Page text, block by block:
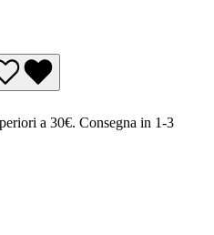
a 30€. Consegna in 1-3